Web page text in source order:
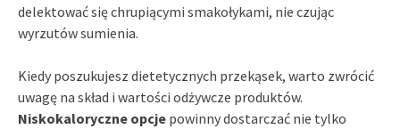
delektować się chrupiącymi smakołykami, nie czując
wyrzutów sumienia.
Kiedy poszukujesz dietetycznych przekąsek, warto zwrócić
uwagę na skład i wartości odżywcze produktów.
Niskokaloryczne opcje powinny dostarczać nie tylko